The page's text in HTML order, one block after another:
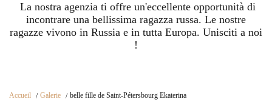
La nostra agenzia ti offre un'eccellente opportunità di
incontrare una bellissima ragazza russa. Le nostre
ragazze vivono in Russia e in tutta Europa. Unisciti a noi
!
Accueil Galerie belle fille de Saint-Pétersbourg Ekaterina